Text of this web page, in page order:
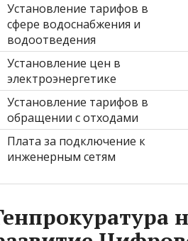
Установление тарифов в
сфере водоснабжения и
водоотведения
Установление цен в
электроэнергетике
Установление тарифов в
обращении с отходами
Плата за подключение к
инженерным сетям